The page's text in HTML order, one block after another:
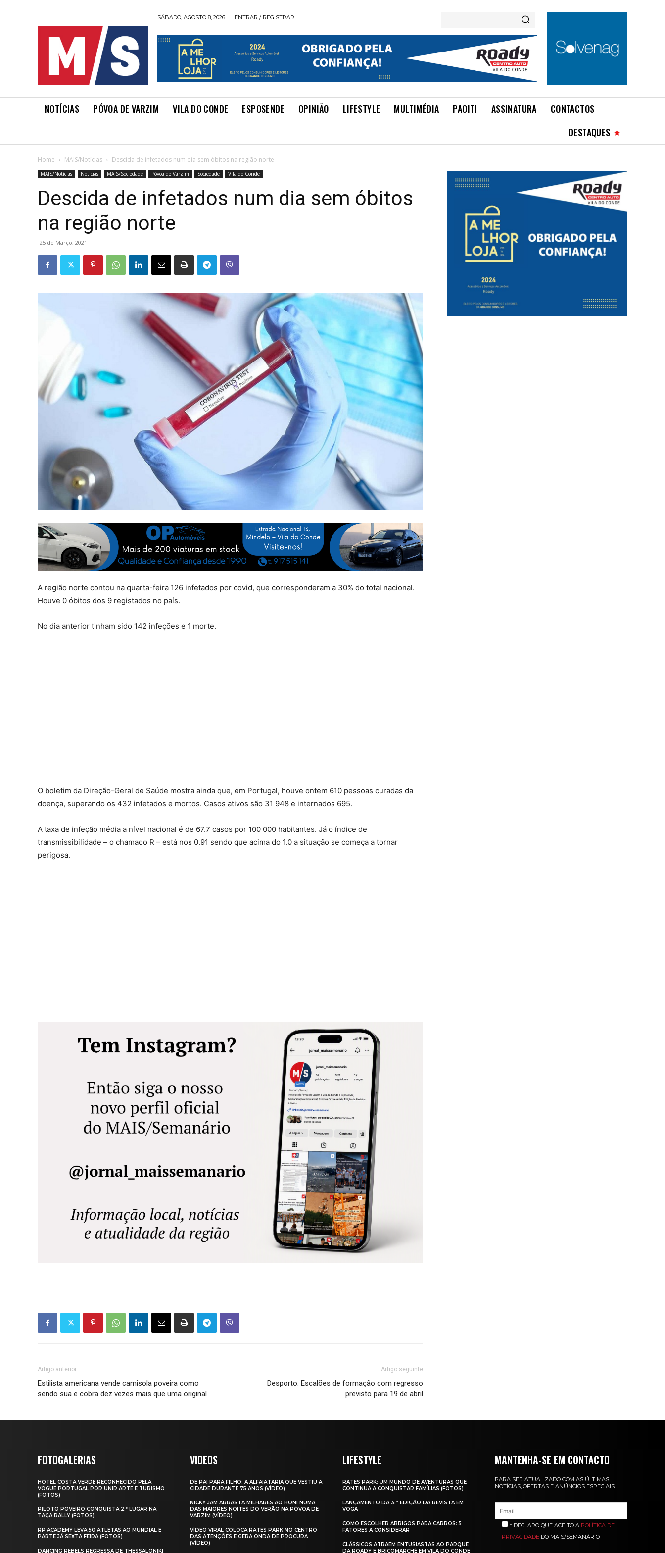
SÁBADO, AGOSTO 8, 2026 ENTRAR / REGISTRAR
NOTÍCIAS PÓVOA DE VARZIM VILA DO CONDE ESPOSENDE OPINIÃO LIFESTYLE MULTIMÉDIA PAOITI ASSINATURA
CONTACTOS
DESTAQUES
Home MAIS/Notícias Descida de infetados num dia sem óbitos na região norte
MAIS/Notícias Notícias MAIS/Sociedade Póvoa de Varzim Sociedade Vila do Conde
Descida de infetados num dia sem óbitos
na região norte
25 de Março, 2021
A região norte contou na quarta-feira 126 infetados por covid, que corresponderam a 30% do total nacional.
Houve 0 óbitos dos 9 registados no país.
No dia anterior tinham sido 142 infeções e 1 morte.
O boletim da Direção-Geral de Saúde mostra ainda que, em Portugal, houve ontem 610 pessoas curadas da
doença, superando os 432 infetados e mortos. Casos ativos são 31 948 e internados 695.
A taxa de infeção média a nível nacional é de 67.7 casos por 100 000 habitantes. Já o índice de
transmissibilidade – o chamado R – está nos 0.91 sendo que acima do 1.0 a situação se começa a tornar
perigosa.
Artigo anterior
Estilista americana vende camisola poveira como
sendo sua e cobra dez vezes mais que uma original
Artigo seguinte
Desporto: Escalões de formação com regresso
previsto para 19 de abril
FOTOGALERIAS
HOTEL COSTA VERDE RECONHECIDO PELA
VOGUE PORTUGAL POR UNIR ARTE E TURISMO
(FOTOS)
PILOTO POVEIRO CONQUISTA 2.º LUGAR NA
TAÇA RALLY (FOTOS)
RP ACADEMY LEVA 50 ATLETAS AO MUNDIAL E
PARTE JÁ SEXTA‑FEIRA (FOTOS)
DANCING REBELS REGRESSA DE THESSALONIKI
VIDEOS
DE PAI PARA FILHO: A ALFAIATARIA QUE VESTIU A
CIDADE DURANTE 75 ANOS (VÍDEO)
NICKY JAM ARRASTA MILHARES AO HONI NUMA
DAS MAIORES NOITES DO VERÃO NA PÓVOA DE
VARZIM (VÍDEO)
VÍDEO VIRAL COLOCA RATES PARK NO CENTRO
DAS ATENÇÕES E GERA ONDA DE PROCURA
(VÍDEO)
LIFESTYLE
RATES PARK: UM MUNDO DE AVENTURAS QUE
CONTINUA A CONQUISTAR FAMÍLIAS (FOTOS)
LANÇAMENTO DA 3.ª EDIÇÃO DA REVISTA EM
VOGA
COMO ESCOLHER ABRIGOS PARA CARROS: 5
FATORES A CONSIDERAR
CLÁSSICOS ATRAEM ENTUSIASTAS AO PARQUE
DA ROADY E BRICOMARCHÉ EM VILA DO CONDE
MANTENHA-SE EM CONTACTO
PARA SER ATUALIZADO COM AS ÚLTIMAS
NOTÍCIAS, OFERTAS E ANÚNCIOS ESPECIAIS.
* DECLARO QUE ACEITO A POLÍTICA DE
PRIVACIDADE DO MAIS/SEMANÁRIO